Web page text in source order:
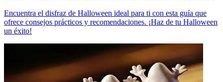
Encuentra el disfraz de Halloween ideal para ti con esta guía que
ofrece consejos prácticos y recomendaciones. ¡Haz de tu Halloween
un éxito!